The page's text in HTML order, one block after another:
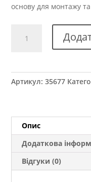
основу для монтажу
накладкою
Артикул:35677
Опис
Додаткова
Відгуки (0)